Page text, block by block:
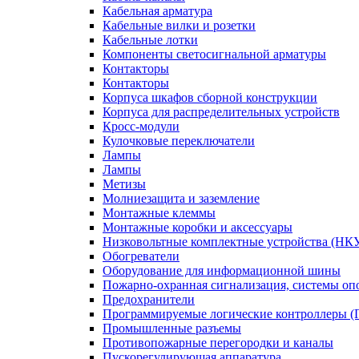
Кабельная арматура
Кабельные вилки и розетки
Кабельные лотки
Компоненты светосигнальной арматуры
Контакторы
Контакторы
Корпуса шкафов сборной конструкции
Корпуса для распределительных устройств
Кросс-модули
Кулочковые переключатели
Лампы
Лампы
Метизы
Молниезащита и заземление
Монтажные клеммы
Монтажные коробки и аксессуары
Низковольтные комплектные устройства
Обогреватели
Оборудование для информационной шины
Пожарно-охранная сигнализация, системы
Предохранители
Программируемые логические контроллеры
Промышленные разъемы
Противопожарные перегородки и каналы